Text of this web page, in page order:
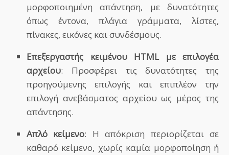
μορφοποιημένη απάντηση, με δυνατότητες
όπως έντονα, πλάγια γράμματα, λίστες,
πίνακες, εικόνες και συνδέσμους.
Επεξεργαστής κειμένου HTML με επιλογέα
αρχείου: Προσφέρει τις δυνατότητες της
προηγούμενης επιλογής και επιπλέον την
επιλογή ανεβάσματος αρχείου ως μέρος της
απάντησης.
Απλό κείμενο: Η απόκριση περιορίζεται σε
καθαρό κείμενο, χωρίς καμία μορφοποίηση ή